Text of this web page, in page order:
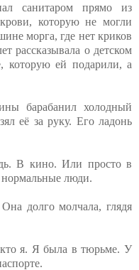
санитаром прямо из
которую не могли
морга, где нет криков
рассказывала о детском
которую ей подарили, а
барабанил холодный
её за руку. Его ладонь
В кино. Или просто в
нормальные люди.
долго молчала, глядя
я. Я была в тюрьме. У